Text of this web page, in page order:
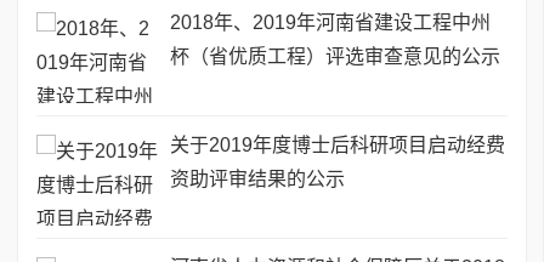
2018年、2019年河南省建设工程中州
杯（省优质工程）评选审查意见的公示
关于2019年度博士后科研项目启动经费
资助评审结果的公示